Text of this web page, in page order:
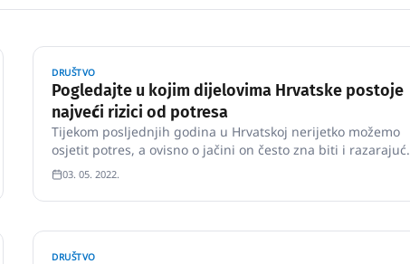
DRUŠTVO
Pogledajte u kojim dijelovima Hrvatske postoje
najveći rizici od potresa
Tijekom posljednjih godina u Hrvatskoj nerijetko možemo
osjetit potres, a ovisno o jačini on često zna biti i razarajuć.
03. 05. 2022.
DRUŠTVO